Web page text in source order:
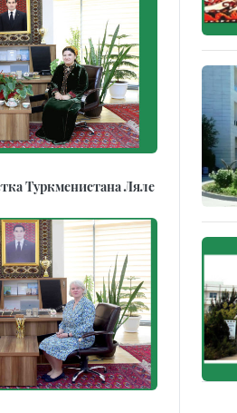
Туркменистана Ляле